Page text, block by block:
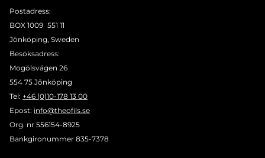
Postadress:
BOX 1009 551 11
Jönköping, Sweden
Besöksadress:
Mogölsvägen 26
554 75 Jönköping
Tel: +46 (0)10-178 13 00
Epost: info@theofils.se
Org. nr 556154-8925
Bankgironummer 835-7378